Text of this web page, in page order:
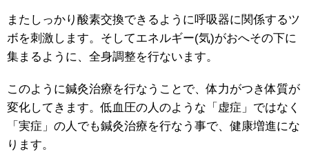
またしっかり酸素交換できるように呼吸器に関係するツ
ボを刺激します。そしてエネルギー(気)がおへその下に
集まるように、全身調整を行ないます。
このように鍼灸治療を行なうことで、体力がつき体質が
変化してきます。低血圧の人のような「虚症」ではなく
「実症」の人でも鍼灸治療を行なう事で、健康増進にな
ります。